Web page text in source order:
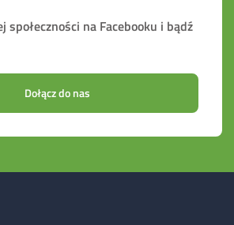
społeczności na Facebooku i bądź
Dołącz do nas